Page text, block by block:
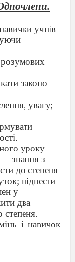
учнів
законо
увагу;
уроку
знання з
до степеня
піднести
у
два
степеня.
і навичок